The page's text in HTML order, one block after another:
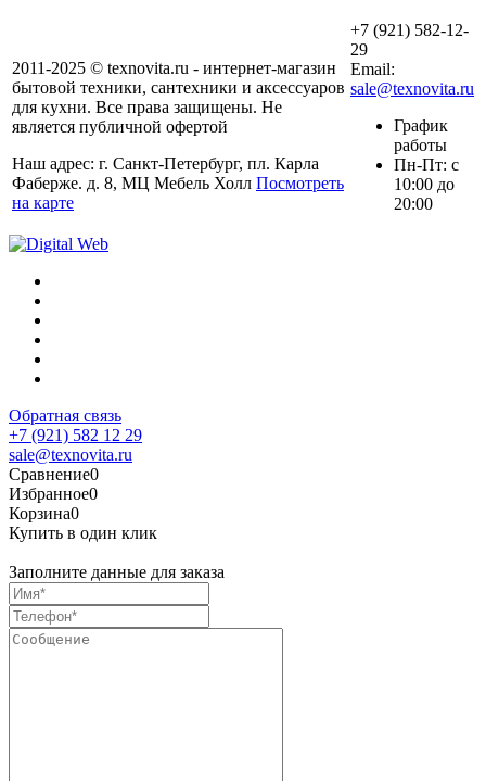
2011-2025 © texnovita.ru - интернет-магазин
бытовой техники, сантехники и аксессуаров
для кухни. Все права защищены. Не
является публичной офертой
Наш адрес: г. Санкт-Петербург, пл. Карла
Фаберже. д. 8, МЦ Мебель Холл Посмотреть
на карте
+7 (921) 582-12-
29
Email:
sale@texnovita.ru
График
работы
Пн-Пт: с
10:00 до
20:00
Обратная связь
+7 (921) 582 12 29
sale@texnovita.ru
Сравнение0
Избранное0
Корзина0
Купить в один клик
Заполните данные для заказа